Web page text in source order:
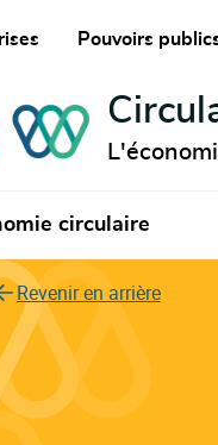
Pouvoirs
circulaire
Revenir en arrière